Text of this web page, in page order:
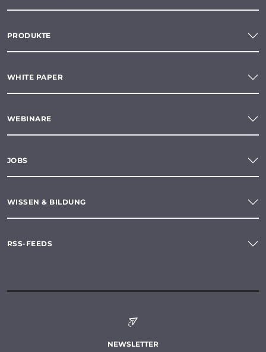
PRODUKTE
WHITE PAPER
WEBINARE
JOBS
WISSEN & BILDUNG
RSS-FEEDS
NEWSLETTER